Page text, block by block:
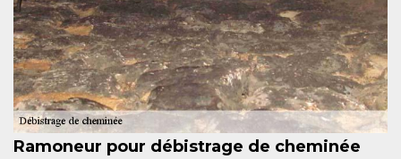
Ramoneur pour débistrage de cheminée